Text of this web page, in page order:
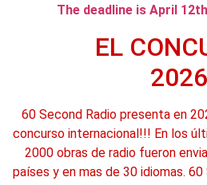
The deadline is April
EL
2026
60 Second Radio presenta en
concurso internacional!!! En los
2000 obras de radio fueron
países y en mas de 30 idiomas.